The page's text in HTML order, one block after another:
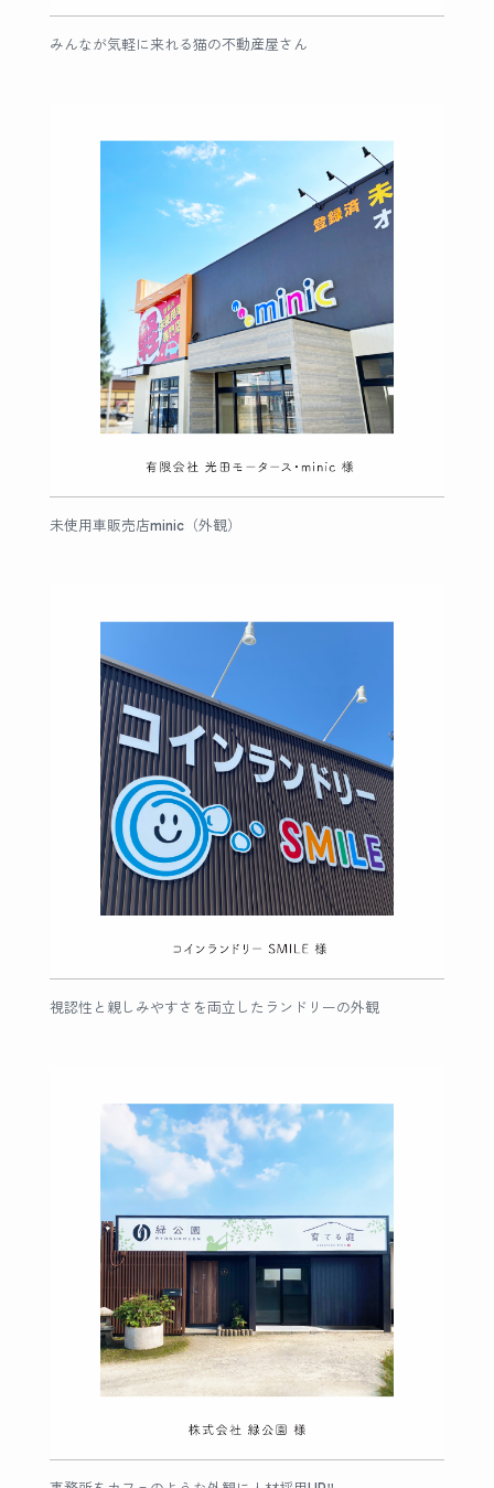
みんなが気軽に来れる猫の不動産屋さん
未使用車販売店minic（外観）
視認性と親しみやすさを両立したランドリーの外観